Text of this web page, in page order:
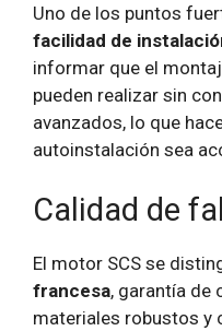
Uno de los puntos
facilidad de
informar que el
pueden realizar sin
avanzados, lo que
autoinstalación sea
Calidad de
El motor SCS se
francesa, garantía de
materiales robustos y